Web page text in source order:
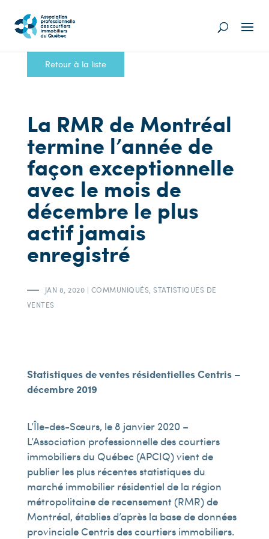
Retour à la liste
La RMR de Montréal
termine l’année de
façon exceptionnelle
avec le mois de
décembre le plus
actif jamais
enregistré
JAN 8, 2020 | COMMUNIQUÉS ,STATISTIQUES DE
VENTES
Statistiques de ventes résidentielles Centris –
décembre 2019
L’Île-des-Sœurs, le 8 janvier 2020 –
L’Association professionnelle des courtiers
immobiliers du Québec (APCIQ) vient de
publier les plus récentes statistiques du
marché immobilier résidentiel de la région
métropolitaine de recensement (RMR) de
Montréal, établies d’après la base de données
provinciale Centris des courtiers immobiliers.